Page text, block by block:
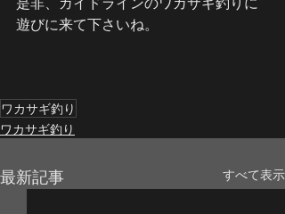
遊びに来て下さいね。
ワカサギ釣り
ワカサギ釣り
最新記事 すべて表示